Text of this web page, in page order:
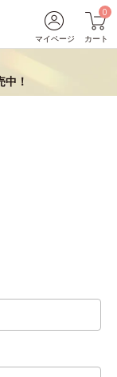
マイページ
0
カート
！